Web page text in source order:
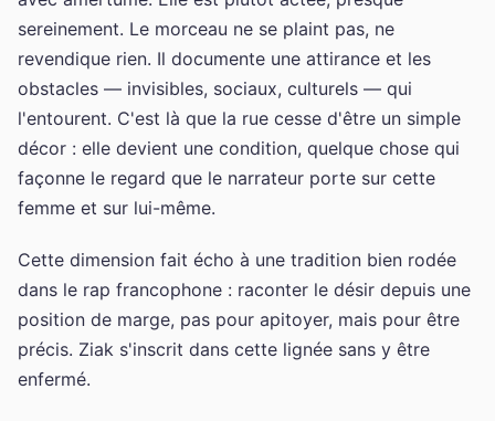
sereinement. Le morceau ne se plaint pas, ne
revendique rien. Il documente une attirance et les
obstacles — invisibles, sociaux, culturels — qui
l'entourent. C'est là que la rue cesse d'être un simple
décor : elle devient une condition, quelque chose qui
façonne le regard que le narrateur porte sur cette
femme et sur lui-même.
Cette dimension fait écho à une tradition bien rodée
dans le rap francophone : raconter le désir depuis une
position de marge, pas pour apitoyer, mais pour être
précis. Ziak s'inscrit dans cette lignée sans y être
enfermé.